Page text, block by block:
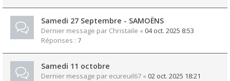
Samedi 27 Septembre - SAMOËNS
Dernier message par Christaile « 04 oct. 2025 8:53
Réponses : 7
Samedi 11 octobre
Dernier message par ecureuil67 « 02 oct. 2025 18:21